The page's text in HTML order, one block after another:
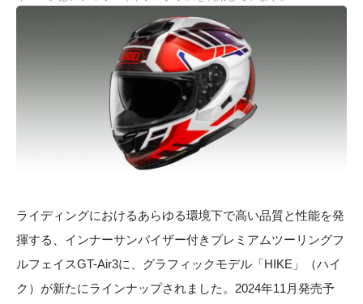
ライディングにおけるあらゆる環境下で高い品質と性能を発
揮する、インナーサンバイザー付きプレミアムツーリングフ
ルフェイスGT-Air3に、グラフィックモデル「HIKE」（ハイ
ク）が新たにラインナップされました。2024年11月発売予